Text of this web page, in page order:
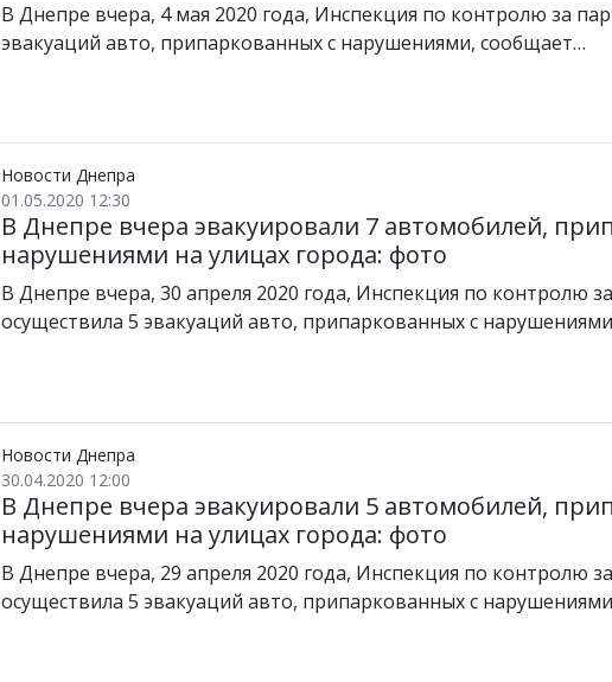
В Днепре вчера, 4 мая 2020 года, Инспекция по контролю за
эвакуаций авто, припаркованных с нарушениями, сообщает…
Новости Днепра
01.05.2020 12:30
В Днепре вчера эвакуировали 7 автомобилей,
нарушениями на улицах города: фото
В Днепре вчера, 30 апреля 2020 года, Инспекция по контролю
осуществила 5 эвакуаций авто, припаркованных с
Новости Днепра
30.04.2020 12:00
В Днепре вчера эвакуировали 5 автомобилей,
нарушениями на улицах города: фото
В Днепре вчера, 29 апреля 2020 года, Инспекция по контролю
осуществила 5 эвакуаций авто, припаркованных с